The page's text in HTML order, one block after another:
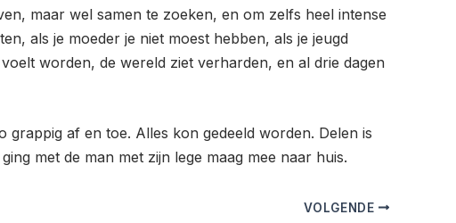
maar wel samen te zoeken, en om zelfs heel intense
als je moeder je niet moest hebben, als je jeugd
worden, de wereld ziet verharden, en al drie dagen
af en toe. Alles kon gedeeld worden. Delen is
met de man met zijn lege maag mee naar huis.
VOLGENDE